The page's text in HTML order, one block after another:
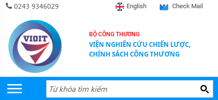
0243 9346029 English Check Mail
BỘ CÔNG THƯƠNG
VIỆN NGHIÊN CỨU CHIẾN LƯỢC,
CHÍNH SÁCH CÔNG THƯƠNG